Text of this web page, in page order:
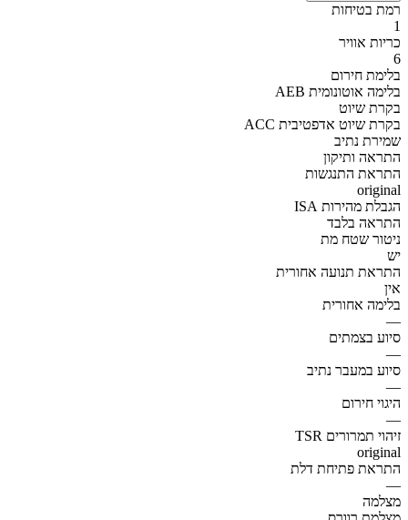
רמת בטיחות
1
כריות אוויר
6
בלימת חירום
AEB בלימה אוטונומית
בקרת שיוט
ACC בקרת שיוט אדפטיבית
שמירת נתיב
התראה ותיקון
התראת התנגשות
original
הגבלת מהירות ISA
התראה בלבד
ניטור שטח מת
יש
התראת תנועה אחורית
אין
בלימה אחורית
—
סיוע בצמתים
—
סיוע במעבר נתיב
—
היגוי חירום
—
זיהוי תמרורים TSR
original
התראת פתיחת דלת
—
מצלמה